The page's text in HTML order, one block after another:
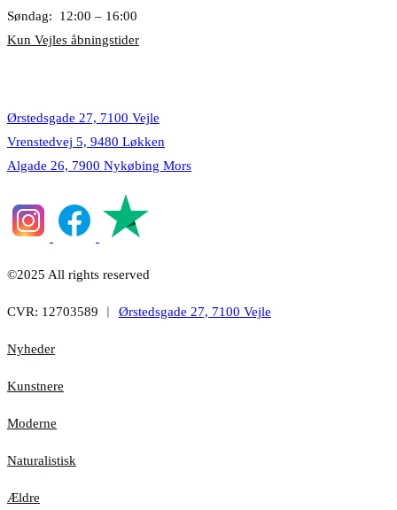
Søndag: 12:00 – 16:00
Kun Vejles åbningstider
Ørstedsgade 27, 7100 Vejle
Vrenstedvej 5, 9480 Løkken
Algade 26, 7900 Nykøbing Mors
©2025 All rights reserved
CVR: 12703589 ︱ Ørstedsgade 27, 7100 Vejle
Nyheder
Kunstnere
Moderne
Naturalistisk
Ældre